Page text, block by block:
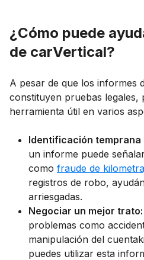
¿Cómo puede
de carVertical?
A pesar de que los informes
constituyen pruebas legales,
herramienta útil en varios
Identificación temprana
un informe puede
como fraude de
registros de robo,
arriesgadas.
Negociar un mejor trato:
problemas como
manipulación del
puedes utilizar esta